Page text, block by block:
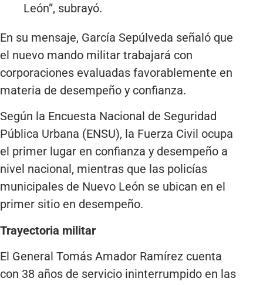
León”, subrayó.
En su mensaje, García Sepúlveda señaló que
el nuevo mando militar trabajará con
corporaciones evaluadas favorablemente en
materia de desempeño y confianza.
Según la Encuesta Nacional de Seguridad
Pública Urbana (ENSU), la Fuerza Civil ocupa
el primer lugar en confianza y desempeño a
nivel nacional, mientras que las policías
municipales de Nuevo León se ubican en el
primer sitio en desempeño.
Trayectoria militar
El General Tomás Amador Ramírez cuenta
con 38 años de servicio ininterrumpido en las